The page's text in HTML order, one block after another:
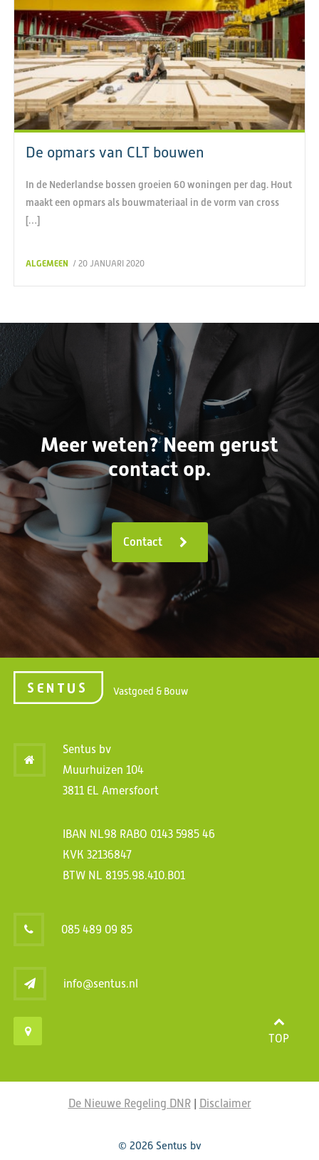
De opmars van CLT bouwen
In de Nederlandse bossen groeien 60 woningen per dag. Hout
maakt een opmars als bouwmateriaal in de vorm van cross
[…]
ALGEMEEN / 20 JANUARI 2020
Meer weten? Neem gerust
contact op.
Contact
Vastgoed & Bouw
Sentus bv
Muurhuizen 104
3811 EL Amersfoort
IBAN NL98 RABO 0143 5985 46
KVK 32136847
BTW NL 8195.98.410.B01
085 489 09 85
info@sentus.nl
TOP
De Nieuwe Regeling DNR| Disclaimer
© 2026 Sentus bv